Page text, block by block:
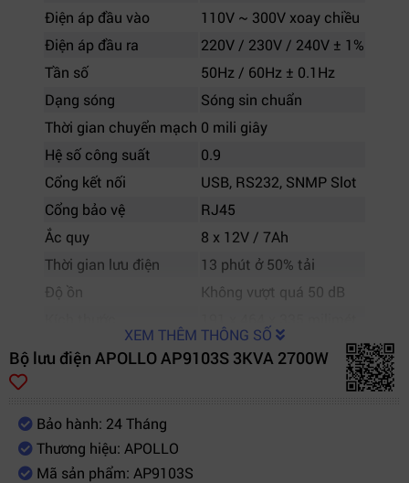
Điện áp đầu vào
110V ~ 300V xoay chiều
Điện áp đầu ra
220V / 230V / 240V ± 1%
Tần số
50Hz / 60Hz ± 0.1Hz
Dạng sóng
Sóng sin chuẩn
Thời gian chuyển mạch 0 mili giây
Hệ số công suất
0.9
Cổng kết nối
USB, RS232, SNMP Slot
Cổng bảo vệ
RJ45
Ắc quy
8 x 12V / 7Ah
Thời gian lưu điện
13 phút ở 50% tải
Độ ồn
Không vượt quá 50 dB
32 kilogam
XEM THÊM THÔNG SỐ
Bộ lưu điện APOLLO AP9103S 3KVA 2700W
Bảo hành: 24 Tháng
Thương hiệu: APOLLO
Mã sản phẩm: AP9103S